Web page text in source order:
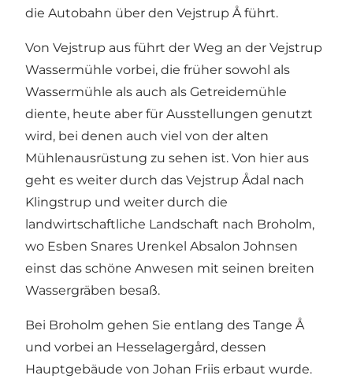
die Autobahn über den Vejstrup Å führt.
Von Vejstrup aus führt der Weg an der Vejstrup
Wassermühle vorbei, die früher sowohl als
Wassermühle als auch als Getreidemühle
diente, heute aber für Ausstellungen genutzt
wird, bei denen auch viel von der alten
Mühlenausrüstung zu sehen ist. Von hier aus
geht es weiter durch das Vejstrup Ådal nach
Klingstrup und weiter durch die
landwirtschaftliche Landschaft nach Broholm,
wo Esben Snares Urenkel Absalon Johnsen
einst das schöne Anwesen mit seinen breiten
Wassergräben besaß.
Bei Broholm gehen Sie entlang des Tange Å
und vorbei an Hesselagergård, dessen
Hauptgebäude von Johan Friis erbaut wurde.